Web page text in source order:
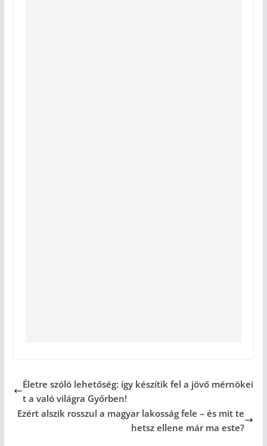
Életre szóló lehetőség: így készítik fel a jövő mérnökei
t a való világra Győrben!
Ezért alszik rosszul a magyar lakosság fele – és mit te
hetsz ellene már ma este?